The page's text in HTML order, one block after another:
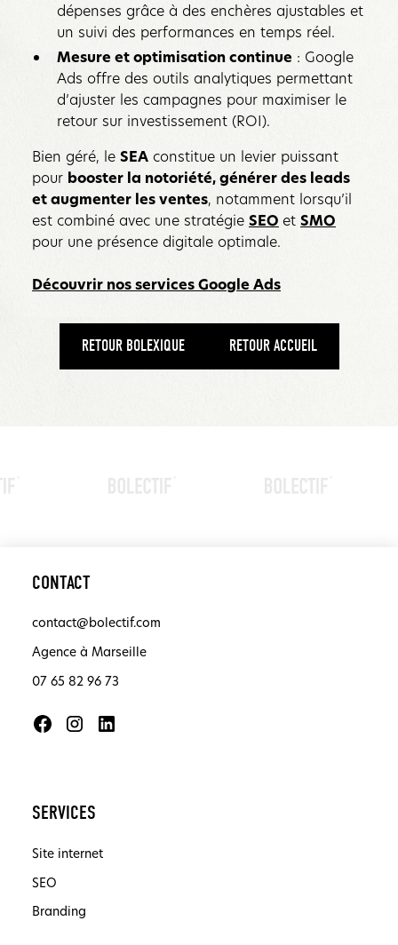
dépenses grâce à des enchères ajustables et
un suivi des performances en temps réel.
Mesure et optimisation continue : Google
Ads offre des outils analytiques permettant
d’ajuster les campagnes pour maximiser le
retour sur investissement (ROI).
Bien géré, le SEA constitue un levier puissant
pour booster la notoriété, générer des leads
et augmenter les ventes, notamment lorsqu’il
est combiné avec une stratégie SEO et SMO
pour une présence digitale optimale.
Découvrir nos services Google Ads
RETOUR BOLEXIQUE RETOUR ACCUEIL
CONTACT
contact@bolectif.com
Agence à Marseille
07 65 82 96 73
SERVICES
Site internet
SEO
Branding